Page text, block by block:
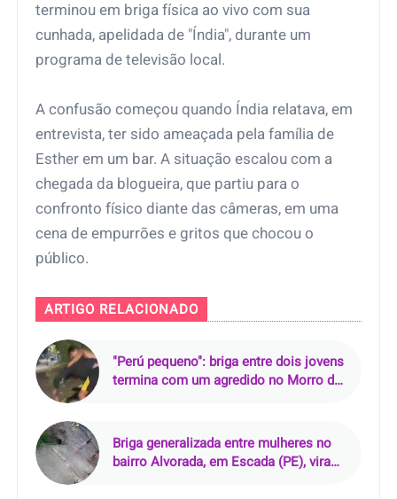
terminou em briga física ao vivo com sua
cunhada, apelidada de "Índia", durante um
programa de televisão local.
A confusão começou quando Índia relatava, em
entrevista, ter sido ameaçada pela família de
Esther em um bar. A situação escalou com a
chegada da blogueira, que partiu para o
confronto físico diante das câmeras, em uma
cena de empurrões e gritos que chocou o
público.
ARTIGO RELACIONADO
"Perú pequeno": briga entre dois jovens
termina com um agredido no Morro do
Briga generalizada entre mulheres no
bairro Alvorada, em Escada (PE), vira